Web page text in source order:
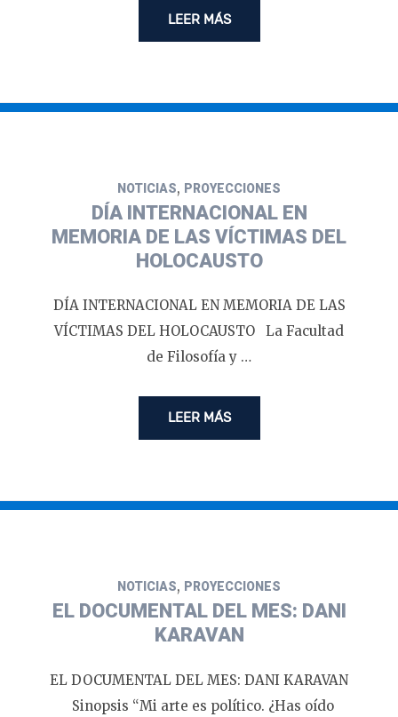
LEER MÁS
NOTICIAS, PROYECCIONES
DÍA INTERNACIONAL EN
MEMORIA DE LAS VÍCTIMAS DEL
HOLOCAUSTO
DÍA INTERNACIONAL EN MEMORIA DE LAS
VÍCTIMAS DEL HOLOCAUSTO La Facultad
de Filosofía y …
LEER MÁS
NOTICIAS, PROYECCIONES
EL DOCUMENTAL DEL MES: DANI
KARAVAN
EL DOCUMENTAL DEL MES: DANI KARAVAN
Sinopsis “Mi arte es político. ¿Has oído